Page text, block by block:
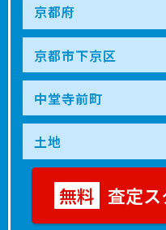
査定ス